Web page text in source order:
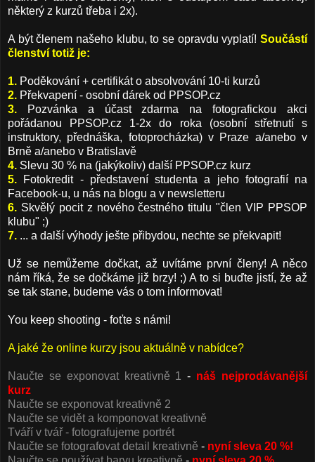
některý z kurzů třeba i 2x).
A být členem našeho klubu, to se opravdu vyplatí! Součástí
členství totiž je:
1. Poděkování + certifikát o absolvování 10-ti kurzů
2. Překvapení - osobní dárek od PPSOP.cz
3. Pozvánka a účast zdarma na fotografickou akci
pořádanou PPSOP.cz 1-2x do roka (osobní střetnutí s
instruktory, přednáška, fotoprocházka) v Praze a/anebo v
Brně a/anebo v Bratislavě
4. Slevu 30 % na (jakýkoliv) další PPSOP.cz kurz
5. Fotokredit - představení studenta a jeho fotografií na
Facebook-u, u nás na blogu a v newsletteru
6. Skvělý pocit z nového čestného titulu "člen VIP PPSOP
klubu" ;)
7. ... a další výhody ješte přibydou, nechte se překvapit!
Už se nemůžeme dočkat, až uvítáme první členy! A něco
nám říká, že se dočkáme již brzy! ;) A to si buďte jistí, že až
se tak stane, budeme vás o tom informovat!
You keep shooting - foťte s námi!
A jaké že online kurzy jsou aktuálně v nabídce?
Naučte se exponovat kreativně 1 - náš nejprodávanější
kurz
Naučte se exponovat kreativně 2
Naučte se vidět a komponovat kreativně
Tváří v tvář - fotografujeme portrét
Naučte se fotografovat detail kreativně - nyní sleva 20 %!